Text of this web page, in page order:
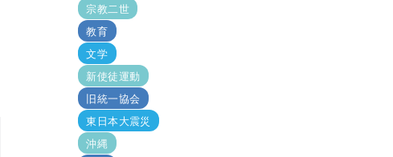
宗教二世
教育
文学
新使徒運動
旧統一協会
東日本大震災
沖縄